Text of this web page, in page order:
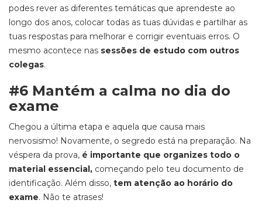
podes rever as diferentes temáticas que aprendeste ao
longo dos anos, colocar todas as tuas dúvidas e partilhar as
tuas respostas para melhorar e corrigir eventuais erros. O
mesmo acontece nas sessões de estudo com outros
colegas.
#6 Mantém a calma no dia do
exame
Chegou a última etapa e aquela que causa mais
nervosismo! Novamente, o segredo está na preparação. Na
véspera da prova, é importante que organizes todo o
material essencial, começando pelo teu documento de
identificação. Além disso, tem atenção ao horário do
exame. Não te atrases!